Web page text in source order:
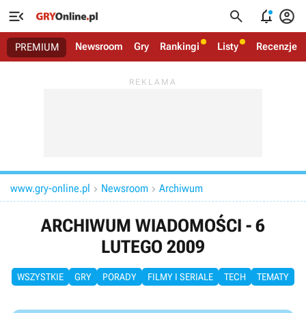
   
PREMIUM Newsroom Gry Rankingi Listy Recenzje
www.gry-online.pl  Newsroom  Archiwum
ARCHIWUM WIADOMOŚCI - 6
LUTEGO 2009
WSZYSTKIE GRY PORADY FILMY I SERIALE TECH TEMATY